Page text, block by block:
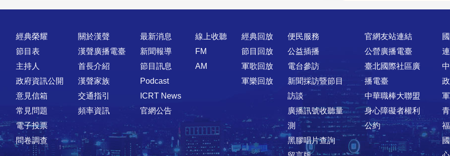
快速連結
經典榮耀
節目表
主持人
政府資訊公開
意見信箱
常見問題
電子投票
問卷調查
關於漢聲
漢聲廣播電臺
首長介紹
漢聲家族
交通指引
頻率資訊
最新消息
新聞報導
節目訊息
Podcast
ICRT News
官網公告
線上收聽
FM
AM
經典回放
節目回放
軍歌回放
軍樂回放
便民服務
公益插播
電台參訪
新聞採訪暨節目
訪談
廣播訊號收聽量
測
黑膠唱片查詢
官網友站連結
公營廣播電臺
臺北國際社區廣
播電臺
中華職棒大聯盟
身心障礙者權利
公約